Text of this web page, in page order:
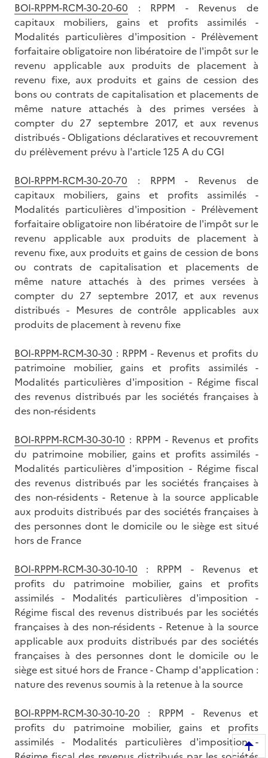
BOI-RPPM-RCM-30-20-60 : RPPM - Revenus de
capitaux mobiliers, gains et profits assimilés -
Modalités particulières d'imposition - Prélèvement
forfaitaire obligatoire non libératoire de l'impôt sur le
revenu applicable aux produits de placement à
revenu fixe, aux produits et gains de cession des
bons ou contrats de capitalisation et placements de
même nature attachés à des primes versées à
compter du 27 septembre 2017, et aux revenus
distribués - Obligations déclaratives et recouvrement
du prélèvement prévu à l'article 125 A du CGI
BOI-RPPM-RCM-30-20-70 : RPPM - Revenus de
capitaux mobiliers, gains et profits assimilés -
Modalités particulières d'imposition - Prélèvement
forfaitaire obligatoire non libératoire de l'impôt sur le
revenu applicable aux produits de placement à
revenu fixe, aux produits et gains de cession de bons
ou contrats de capitalisation et placements de
même nature attachés à des primes versées à
compter du 27 septembre 2017, et aux revenus
distribués - Mesures de contrôle applicables aux
produits de placement à revenu fixe
BOI-RPPM-RCM-30-30 : RPPM - Revenus et profits du
patrimoine mobilier, gains et profits assimilés -
Modalités particulières d'imposition - Régime fiscal
des revenus distribués par les sociétés françaises à
des non-résidents
BOI-RPPM-RCM-30-30-10 : RPPM - Revenus et profits
du patrimoine mobilier, gains et profits assimilés -
Modalités particulières d'imposition - Régime fiscal
des revenus distribués par les sociétés françaises à
des non-résidents - Retenue à la source applicable
aux produits distribués par des sociétés françaises à
des personnes dont le domicile ou le siège est situé
hors de France
BOI-RPPM-RCM-30-30-10-10 : RPPM - Revenus et
profits du patrimoine mobilier, gains et profits
assimilés - Modalités particulières d'imposition -
Régime fiscal des revenus distribués par les sociétés
françaises à des non-résidents - Retenue à la source
applicable aux produits distribués par des sociétés
françaises à des personnes dont le domicile ou le
siège est situé hors de France - Champ d'application :
nature des revenus soumis à la retenue à la source
BOI-RPPM-RCM-30-30-10-20 : RPPM - Revenus et
profits du patrimoine mobilier, gains et profits
assimilés - Modalités particulières d'imposition -
R